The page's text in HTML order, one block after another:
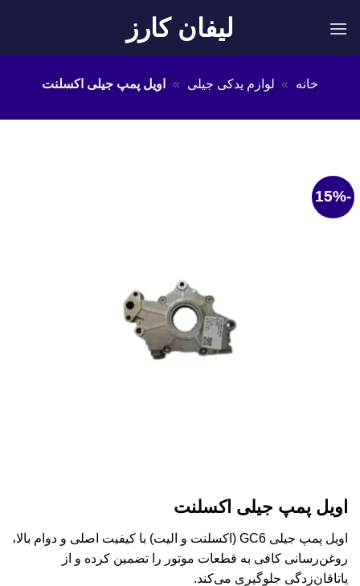
لیفان کارز
خانه » لوازم یدکی جیلی » اویل پمپ جیلی اکسلنت
-15%
اویل پمپ جیلی اکسلنت
اویل پمپ جیلی GC6 (اکسلنت و الیت) با کیفیت اصلی و دوام بالا،
روغن‌رسانی کافی به قطعات موتور را تضمین کرده و از
یاتاقان‌زدگی جلوگیری می‌کند.